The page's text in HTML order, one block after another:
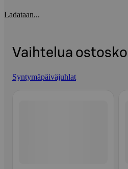
Ladataan...
Vaihtelua
Syntymäpäiväjuhlat